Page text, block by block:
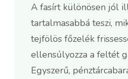
A fasírt különösen jól
tartalmasabbá teszi,
tejfölös főzelék
ellensúlyozza a feltét
Egyszerű,